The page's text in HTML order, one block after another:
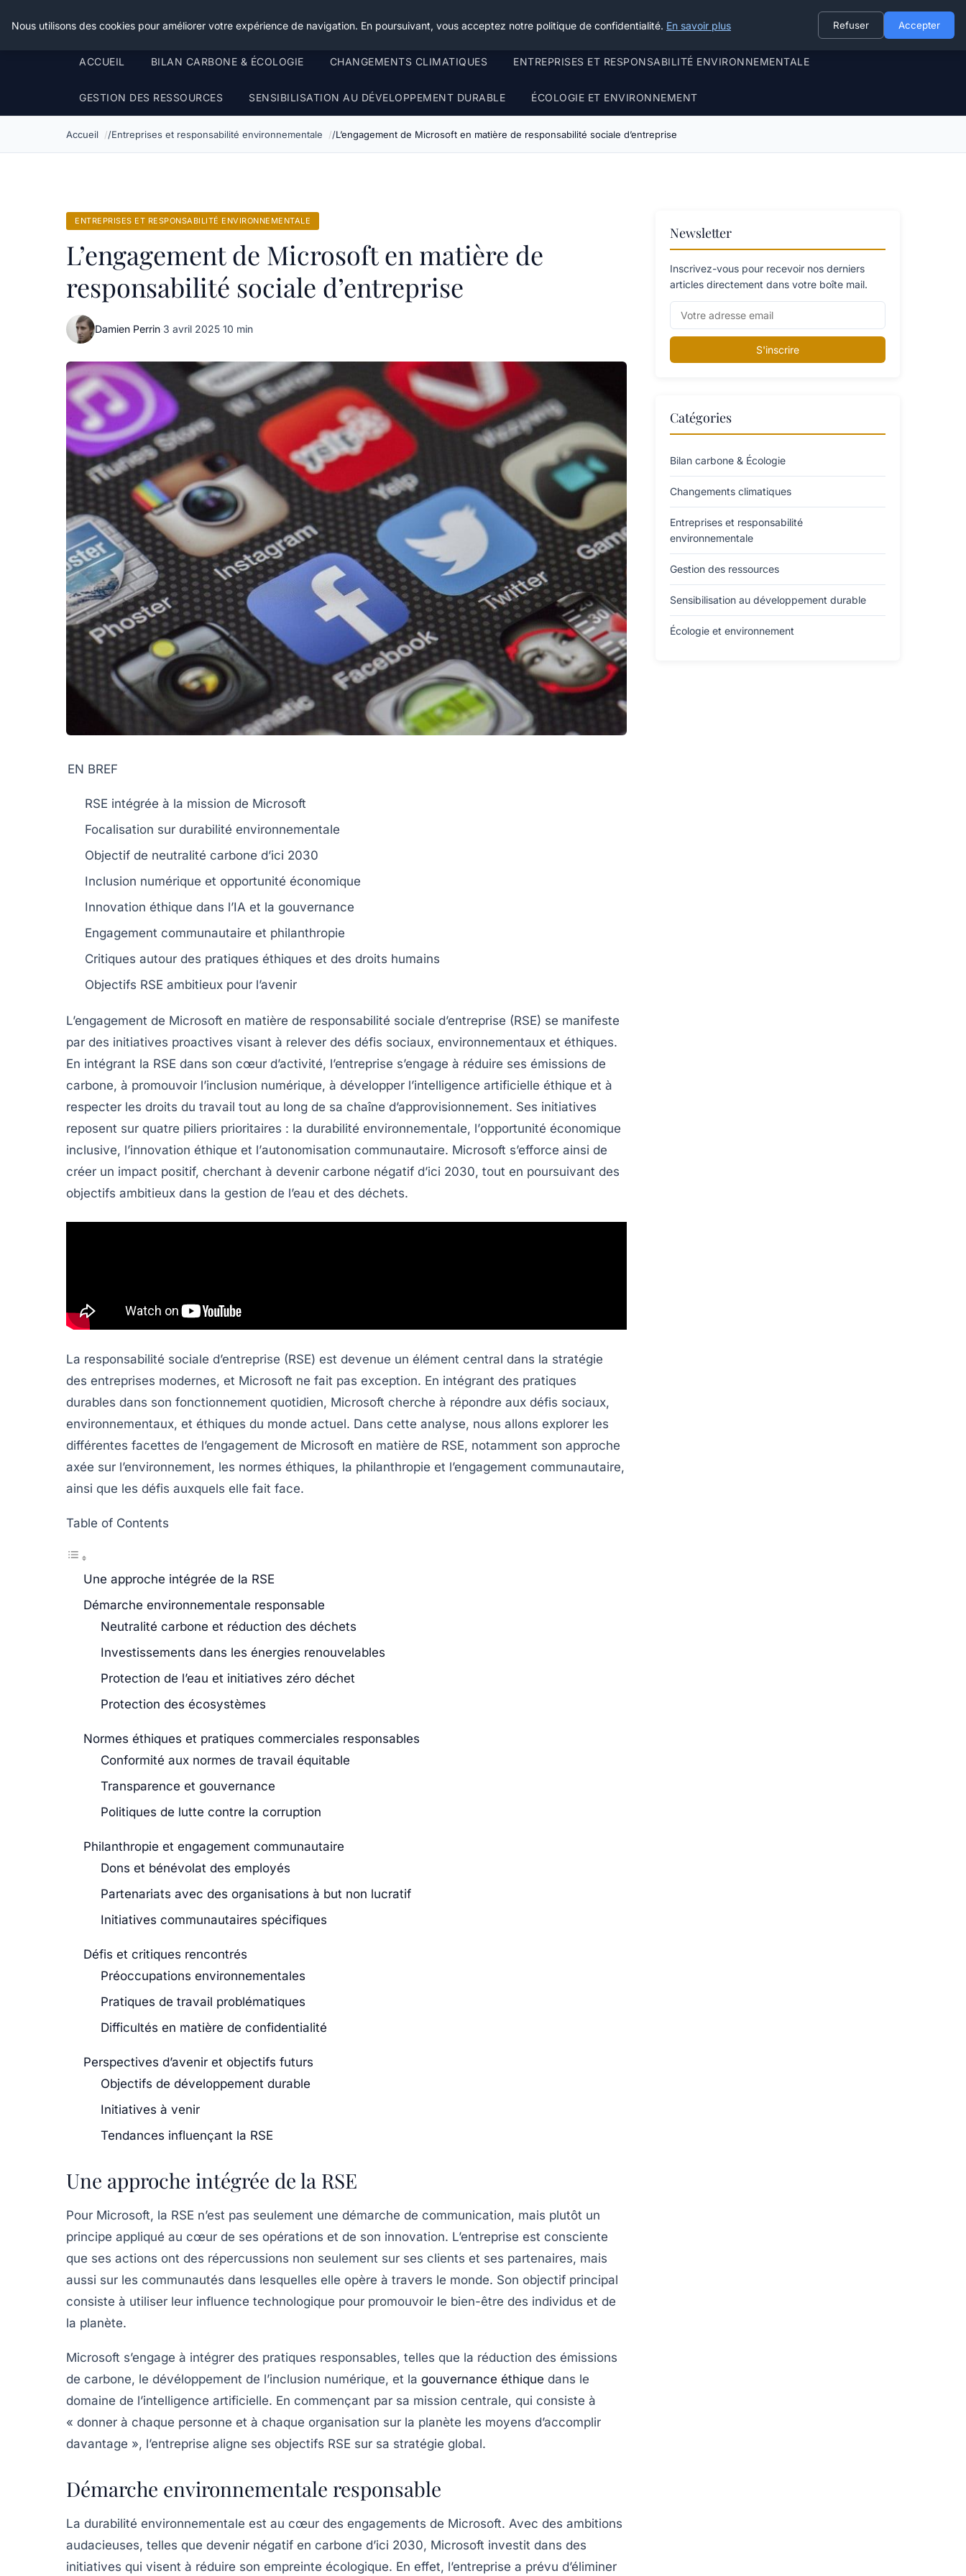
Happy Calyx Farmer
ACCUEIL BILAN CARBONE & ÉCOLOGIE CHANGEMENTS CLIMATIQUES ENTREPRISES ET RESPONSABILITÉ ENVIRONNEMENTALE
GESTION DES RESSOURCES SENSIBILISATION AU DÉVELOPPEMENT DURABLE ÉCOLOGIE ET ENVIRONNEMENT
Accueil Entreprises et responsabilité environnementale L’engagement de Microsoft en matière de responsabilité sociale d’entreprise
ENTREPRISES ET RESPONSABILITÉ ENVIRONNEMENTALE
L’engagement de Microsoft en matière de
responsabilité sociale d’entreprise
Damien Perrin·3 avril 2025·10 min
EN BREF
RSE intégrée à la mission de Microsoft
Focalisation sur durabilité environnementale
Objectif de neutralité carbone d’ici 2030
Inclusion numérique et opportunité économique
Innovation éthique dans l’IA et la gouvernance
Engagement communautaire et philanthropie
Critiques autour des pratiques éthiques et des droits humains
Objectifs RSE ambitieux pour l’avenir
L’engagement de Microsoft en matière de responsabilité sociale d’entreprise (RSE) se manifeste
par des initiatives proactives visant à relever des défis sociaux, environnementaux et éthiques.
En intégrant la RSE dans son cœur d’activité, l’entreprise s’engage à réduire ses émissions de
carbone, à promouvoir l’inclusion numérique, à développer l’intelligence artificielle éthique et à
respecter les droits du travail tout au long de sa chaîne d’approvisionnement. Ses initiatives
reposent sur quatre piliers prioritaires : la durabilité environnementale, l’opportunité économique
inclusive, l’innovation éthique et l’autonomisation communautaire. Microsoft s’efforce ainsi de
créer un impact positif, cherchant à devenir carbone négatif d’ici 2030, tout en poursuivant des
objectifs ambitieux dans la gestion de l’eau et des déchets.
La responsabilité sociale d’entreprise (RSE) est devenue un élément central dans la stratégie
des entreprises modernes, et Microsoft ne fait pas exception. En intégrant des pratiques
durables dans son fonctionnement quotidien, Microsoft cherche à répondre aux défis sociaux,
environnementaux, et éthiques du monde actuel. Dans cette analyse, nous allons explorer les
différentes facettes de l’engagement de Microsoft en matière de RSE, notamment son approche
axée sur l’environnement, les normes éthiques, la philanthropie et l’engagement communautaire,
ainsi que les défis auxquels elle fait face.
Table of Contents
Une approche intégrée de la RSE
Démarche environnementale responsable
Neutralité carbone et réduction des déchets
Investissements dans les énergies renouvelables
Protection de l’eau et initiatives zéro déchet
Protection des écosystèmes
Normes éthiques et pratiques commerciales responsables
Conformité aux normes de travail équitable
Transparence et gouvernance
Politiques de lutte contre la corruption
Philanthropie et engagement communautaire
Dons et bénévolat des employés
Partenariats avec des organisations à but non lucratif
Initiatives communautaires spécifiques
Défis et critiques rencontrés
Préoccupations environnementales
Pratiques de travail problématiques
Difficultés en matière de confidentialité
Perspectives d’avenir et objectifs futurs
Objectifs de développement durable
Initiatives à venir
Tendances influençant la RSE
Une approche intégrée de la RSE
Pour Microsoft, la RSE n’est pas seulement une démarche de communication, mais plutôt un
principe appliqué au cœur de ses opérations et de son innovation. L’entreprise est consciente
que ses actions ont des répercussions non seulement sur ses clients et ses partenaires, mais
aussi sur les communautés dans lesquelles elle opère à travers le monde. Son objectif principal
consiste à utiliser leur influence technologique pour promouvoir le bien-être des individus et de
la planète.
Microsoft s’engage à intégrer des pratiques responsables, telles que la réduction des émissions
de carbone, le dévéloppement de l’inclusion numérique, et la gouvernance éthique dans le
domaine de l’intelligence artificielle. En commençant par sa mission centrale, qui consiste à
« donner à chaque personne et à chaque organisation sur la planète les moyens d’accomplir
davantage », l’entreprise aligne ses objectifs RSE sur sa stratégie global.
Démarche environnementale responsable
La durabilité environnementale est au cœur des engagements de Microsoft. Avec des ambitions
audacieuses, telles que devenir négatif en carbone d’ici 2030, Microsoft investit dans des
initiatives qui visent à réduire son empreinte écologique. En effet, l’entreprise a prévu d’éliminer
Newsletter
Inscrivez-vous pour recevoir nos derniers
articles directement dans votre boîte mail.
S'inscrire
Catégories
Bilan carbone & Écologie
Changements climatiques
Entreprises et responsabilité
environnementale
Gestion des ressources
Sensibilisation au développement durable
Écologie et environnement
Nous utilisons des cookies pour améliorer votre expérience de navigation. En poursuivant, vous acceptez notre politique de confidentialité. En savoir plus Refuser Accepter